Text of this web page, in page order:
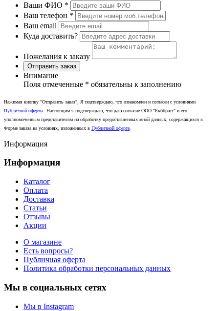
Ваши ФИО *
Ваш телефон *
Ваш email
Куда доставить?
Пожелания к заказу
Отправить заказ
Внимание
Поля отмеченные * обязательны к заполнению
Нажимая кнопку "Отправить заказ", Я подтверждаю, что ознакомлен и согласен с условиями
Публичной оферты . Настоящим я подтверждаю, что даю согласие ООО "Екббраст" и его
уполномоченным представителям на обработку предоставленных мной данных, содержащихся в
Форме заказа на условиях, изложенных в Публичной оферте
Информация
Информация
Каталог
Оплата
Доставка
Статьи
Отзывы
Акции
О магазине
Есть вопросы?
Публичная оферта
Политика обработки персональных данных
Мы в социальных сетях
Мы в Instagram